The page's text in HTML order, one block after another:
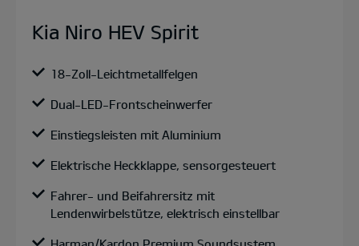
Kia Niro HEV Spirit
18-Zoll-Leichtmetallfelgen
Dual-LED-Frontscheinwerfer
Einstiegsleisten mit Aluminium
Elektrische Heckklappe, sensorgesteuert
Fahrer- und Beifahrersitz mit
Lendenwirbelstütze, elektrisch einstellbar